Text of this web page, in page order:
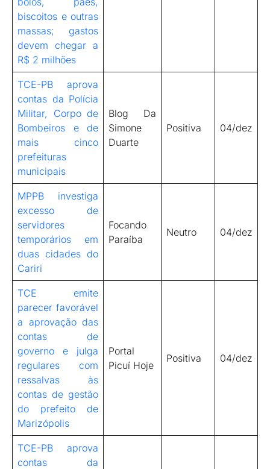
biscoitos e outras
massas; gastos
devem chegar a
R$ 2 milhões
TCE-PB aprova
contas da Polícia
Militar, Corpo de
Bombeiros e de
mais cinco
prefeituras
municipais
Blog Da
Simone
Duarte
Positiva 04/dez
MPPB investiga
excesso de
servidores
temporários em
duas cidades do
Cariri
Focando
Paraíba
Neutro 04/dez
TCE emite
parecer favorável
a aprovação das
contas de
governo e julga
regulares com
ressalvas às
contas de gestão
do prefeito de
Marizópolis
Portal
Picuí Hoje
Positiva 04/dez
TCE-PB aprova
contas da